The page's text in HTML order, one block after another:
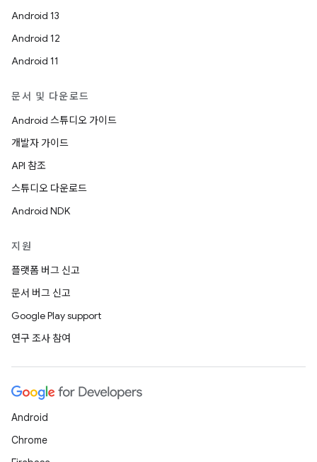
Android 13
Android 12
Android 11
문서 및 다운로드
Android 스튜디오 가이드
개발자 가이드
API 참조
스튜디오 다운로드
Android NDK
지원
플랫폼 버그 신고
문서 버그 신고
Google Play support
연구 조사 참여
Android
Chrome